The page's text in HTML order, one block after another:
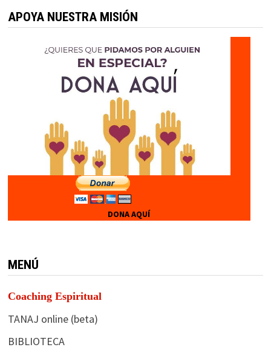
APOYA NUESTRA MISIÓN
DONA AQUÍ
MENÚ
Coaching Espiritual
TANAJ online (beta)
BIBLIOTECA